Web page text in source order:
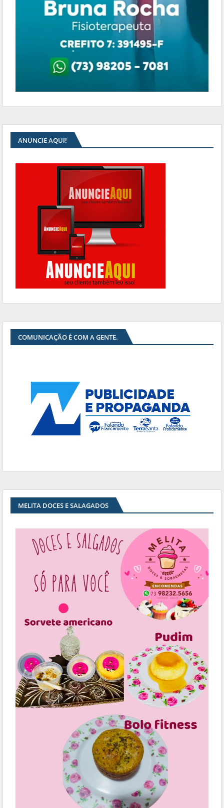
ANUNCIE AQUI!
COMUNICAÇÃO É COM A GENTE.
MELITA DOCES E SALAGADOS